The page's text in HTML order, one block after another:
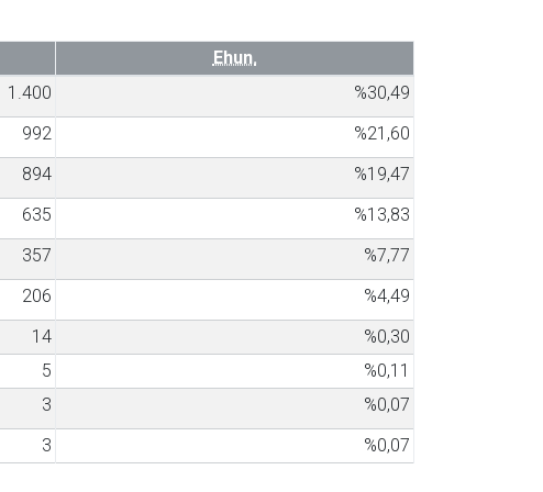
Ehun.
1.400
%30,49
992
%21,60
894
%19,47
635
%13,83
357
%7,77
206
%4,49
14
%0,30
5
%0,11
3
%0,07
3 %0,07